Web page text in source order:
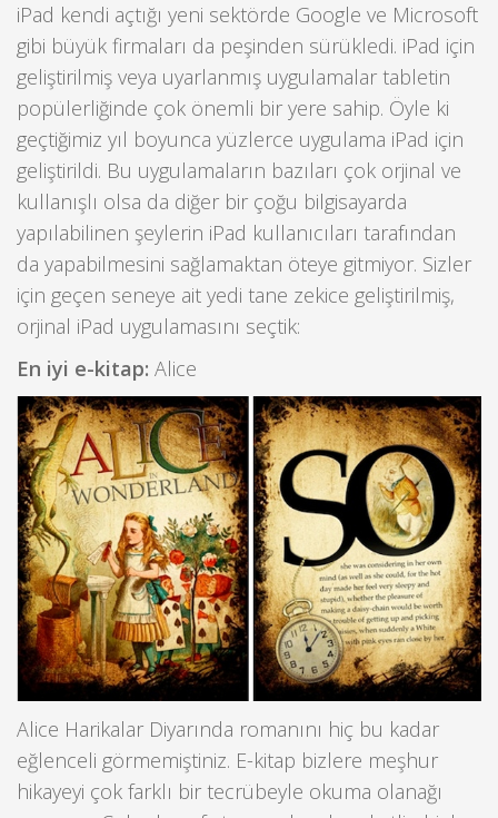
iPad kendi açtığı yeni sektörde Google ve Microsoft
gibi büyük firmaları da peşinden sürükledi. iPad için
geliştirilmiş veya uyarlanmış uygulamalar tabletin
popülerliğinde çok önemli bir yere sahip. Öyle ki
geçtiğimiz yıl boyunca yüzlerce uygulama iPad için
geliştirildi. Bu uygulamaların bazıları çok orjinal ve
kullanışlı olsa da diğer bir çoğu bilgisayarda
yapılabilinen şeylerin iPad kullanıcıları tarafından
da yapabilmesini sağlamaktan öteye gitmiyor. Sizler
için geçen seneye ait yedi tane zekice geliştirilmiş,
orjinal iPad uygulamasını seçtik:
En iyi e-kitap: Alice
Alice Harikalar Diyarında romanını hiç bu kadar
eğlenceli görmemiştiniz. E-kitap bizlere meşhur
hikayeyi çok farklı bir tecrübeyle okuma olanağı